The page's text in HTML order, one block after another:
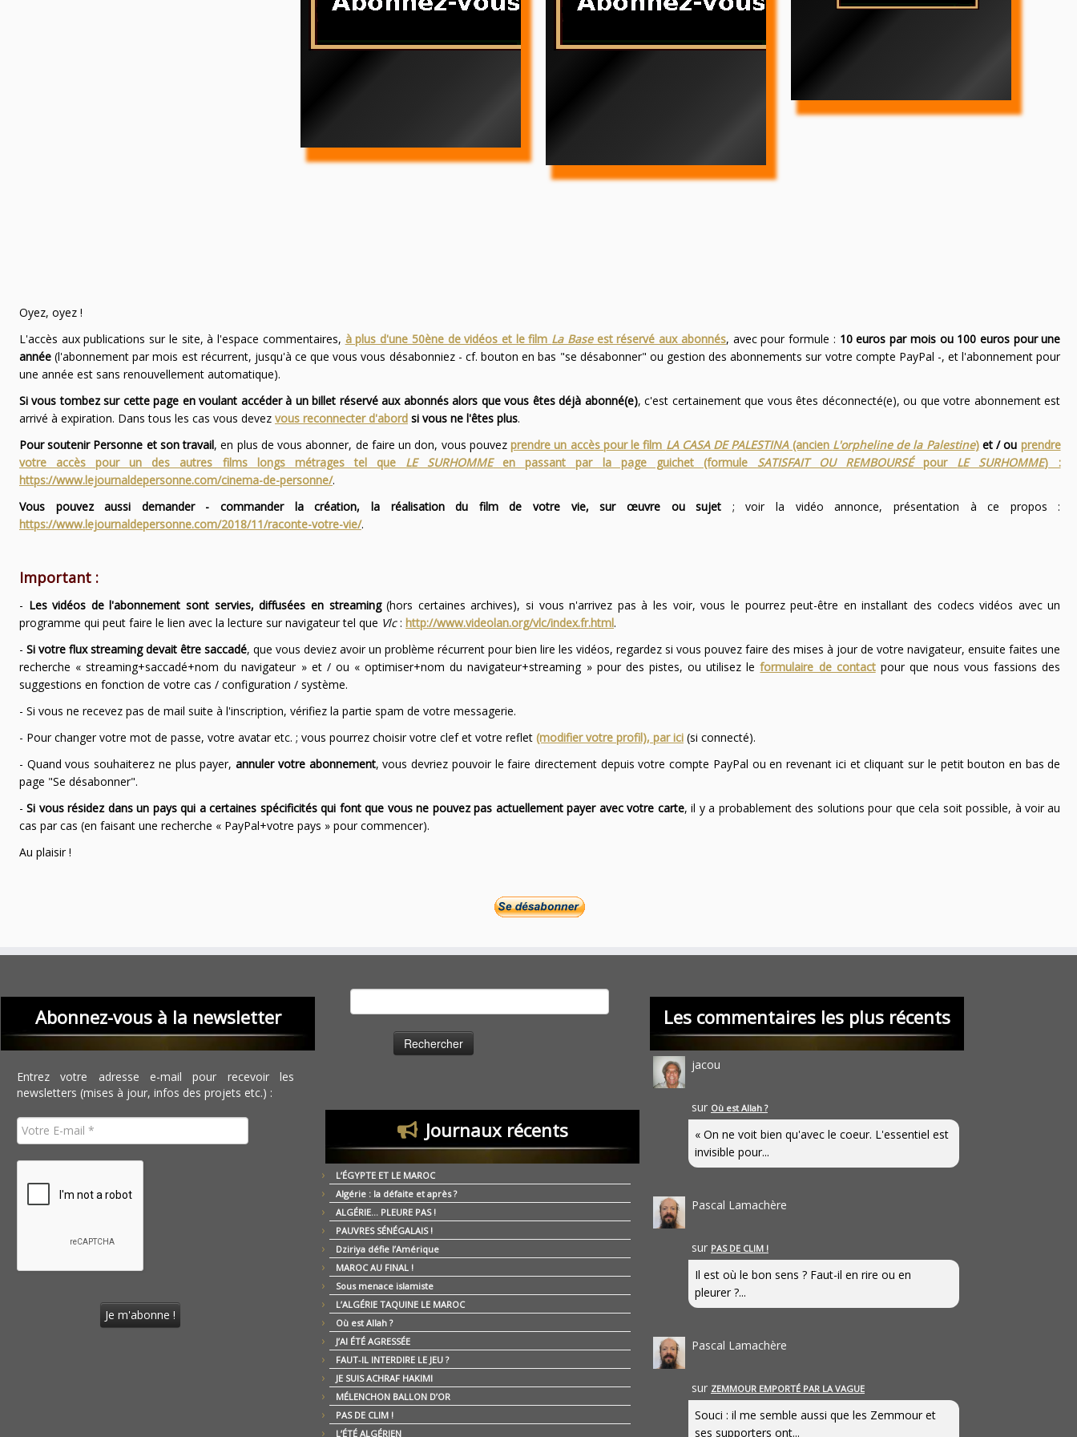
Oyez, oyez !
L'accès aux publications sur le site, à l'espace commentaires, à plus d'une 50ène de vidéos et le film La Baseest réservé aux abonnés, avec pour formule : 10 euros par mois ou 100 euros pour une
année(l'abonnement par mois est récurrent, jusqu'à ce que vous vous désabonniez - cf. bouton en bas "se désabonner" ou gestion des abonnements sur votre compte PayPal -, et l'abonnement pour
une année est sans renouvellement automatique).
Si vous tombez sur cette page en voulant accéder à un billet réservé aux abonnés alors que vous êtes déjà abonné(e), c'est certainement que vous êtes déconnecté(e), ou que votre abonnement est
arrivé à expiration. Dans tous les cas vous devez vous reconnecter d'abordsi vous ne l'êtes plus.
Pour soutenir Personne et son travail, en plus de vous abonner, de faire un don, vous pouvezprendre un accès pour le film LA CASA DE PALESTINA(ancien L'orpheline de la Palestine)et / ou prendre
votre accès pour un des autres films longs métrages tel que LE SURHOMMEen passant par la page guichet (formule SATISFAIT OU REMBOURSÉpour LE SURHOMME) :
https://www.lejournaldepersonne.com/cinema-de-personne/.
Vous pouvez aussi demander - commander la création, la réalisation du film de votre vie, sur œuvre ou sujet ; voir la vidéo annonce, présentation à ce propos :
https://www.lejournaldepersonne.com/2018/11/raconte-votre-vie/.
Important :
- Les vidéos de l'abonnement sont servies, diffusées en streaming(hors certaines archives), si vous n'arrivez pas à les voir, vous le pourrez peut-être en installant des codecs vidéos avec un
programme qui peut faire le lien avec la lecture sur navigateur tel que Vlc: http://www.videolan.org/vlc/index.fr.html.
- Si votre flux streaming devait être saccadé, que vous deviez avoir un problème récurrent pour bien lire les vidéos, regardez si vous pouvez faire des mises à jour de votre navigateur, ensuite faites une
recherche « streaming+saccadé+nom du navigateur » et / ou « optimiser+nom du navigateur+streaming » pour des pistes, ou utilisez leformulaire de contactpour que nous vous fassions des
suggestions en fonction de votre cas / configuration / système.
- Si vous ne recevez pas de mail suite à l'inscription, vérifiez la partie spam de votre messagerie.
- Pour changer votre mot de passe, votre avatar etc. ; vous pourrez choisir votre clef et votre reflet (modifier votre profil), par ici(si connecté).
- Quand vous souhaiterez ne plus payer,annuler votre abonnement, vous devriez pouvoir le faire directement depuis votre compte PayPal ou en revenant ici et cliquant sur le petit bouton en bas de
page "Se désabonner".
-Si vous résidez dans un pays qui a certaines spécificités qui font que vous ne pouvez pas actuellement payer avec votre carte, il y a probablement des solutions pour que cela soit possible, à voir au
cas par cas (en faisant une recherche « PayPal+votre pays » pour commencer).
Au plaisir !
Abonnez-vous à la newsletter
Entrez votre adresse e-mail pour recevoir les
newsletters (mises à jour, infos des projets etc.) :
Journaux récents
L’ÉGYPTE ET LE MAROC
Algérie : la défaite et après ?
ALGÉRIE… PLEURE PAS !
PAUVRES SÉNÉGALAIS !
Dziriya défie l’Amérique
MAROC AU FINAL !
Sous menace islamiste
L’ALGÉRIE TAQUINE LE MAROC
Où est Allah ?
J’AI ÉTÉ AGRESSÉE
FAUT-IL INTERDIRE LE JEU ?
JE SUIS ACHRAF HAKIMI
MÉLENCHON BALLON D’OR
PAS DE CLIM !
L’ÉTÉ ALGÉRIEN
Les commentaires les plus récents
jacou
sur Où est Allah ?
« On ne voit bien qu'avec le coeur. L'essentiel est
invisible pour...
Pascal Lamachère
sur PAS DE CLIM !
Il est où le bon sens ? Faut-il en rire ou en
pleurer ?...
Pascal Lamachère
sur ZEMMOUR EMPORTÉ PAR LA VAGUE
Souci : il me semble aussi que les Zemmour et
ses supporters ont...